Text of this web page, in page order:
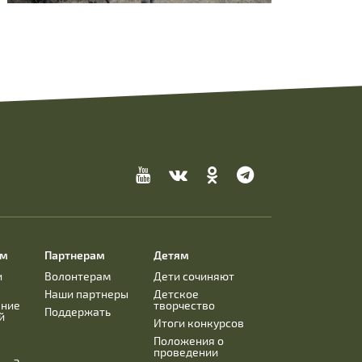
Партнерам
Волонтерам
Наши партнеры
Поддержать
Детям
Дети сочиняют
Детское
творчество
Итоги конкурсов
Положения о
проведении